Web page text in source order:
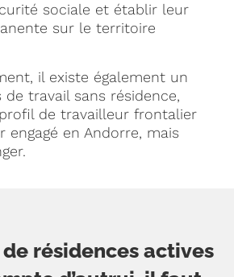
sociale et établir leur
sur le territoire
il existe également un
travail sans résidence,
de travailleur frontalier
engagé en Andorre, mais
résidences actives